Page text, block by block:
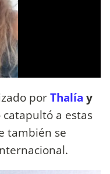
porThalía y
catapultó a estas
también se